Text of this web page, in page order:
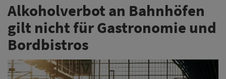
Alkoholverbot an Bahnhöfen
gilt nicht für Gastronomie und
Bordbistros